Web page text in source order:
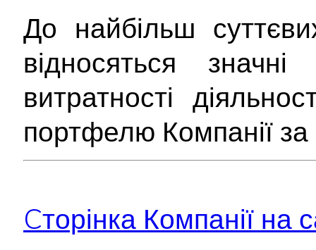
До найбільш
відносяться значні
витратності
портфелю Компанії
Cторінка Компанії на